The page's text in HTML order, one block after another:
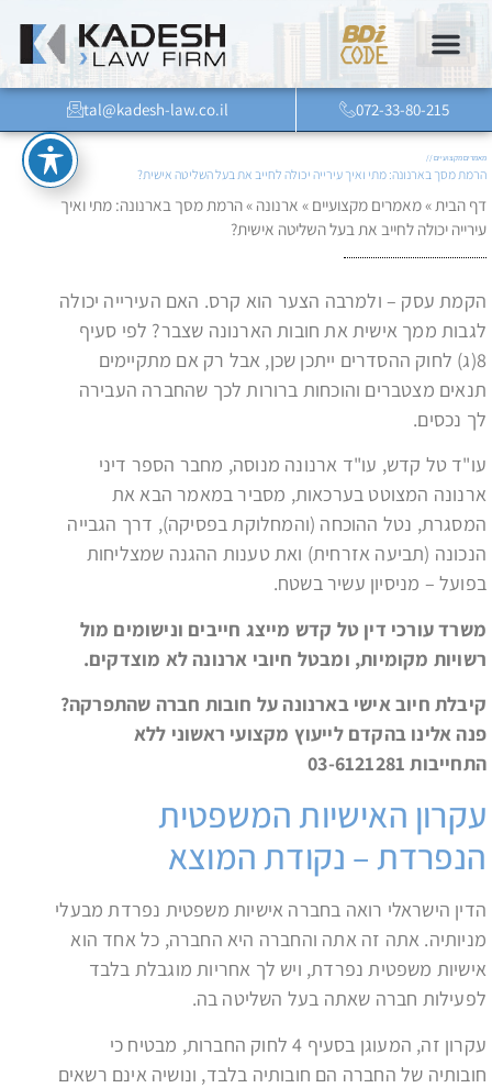
072-33-80-215
tal@kadesh-law.co.il
מאמרים מקצועיים //
הרמת מסך בארנונה: מתי ואיך עירייה יכולה לחייב את בעל השליטה אישית?
דף הבית »מאמרים מקצועיים » ארנונה »הרמת מסך בארנונה: מתי ואיך
עירייה יכולה לחייב את בעל השליטה אישית?
הקמת עסק – ולמרבה הצער הוא קרס. האם העירייה יכולה
לגבות ממך אישית את חובות הארנונה שצבר? לפי סעיף
8(ג) לחוק ההסדרים ייתכן שכן, אבל רק אם מתקיימים
תנאים מצטברים והוכחות ברורות לכך שהחברה העבירה
לך נכסים.
עו"ד טל קדש, עו"ד ארנונה מנוסה, מחבר הספר דיני
ארנונה המצוטט בערכאות, מסביר במאמר הבא את
המסגרת, נטל ההוכחה (והמחלוקת בפסיקה), דרך הגבייה
הנכונה (תביעה אזרחית) ואת טענות ההגנה שמצליחות
בפועל – מניסיון עשיר בשטח.
משרד עורכי דין טל קדש מייצג חייבים ונישומים מול
רשויות מקומיות, ומבטל חיובי ארנונה לא מוצדקים.
קיבלת חיוב אישי בארנונה על חובות חברה שהתפרקה?
פנה אלינו בהקדם לייעוץ מקצועי ראשוני ללא
התחייבות 03-6121281
עקרון האישיות המשפטית
הנפרדת – נקודת המוצא
הדין הישראלי רואה בחברה אישיות משפטית נפרדת מבעלי
מניותיה. אתה זה אתה והחברה היא החברה, כל אחד הוא
אישיות משפטית נפרדת, ויש לך אחריות מוגבלת בלבד
לפעילות חברה שאתה בעל השליטה בה.
עקרון זה, המעוגן בסעיף 4 לחוק החברות, מבטיח כי
חובותיה של החברה הם חובותיה בלבד, ונושיה אינם רשאים